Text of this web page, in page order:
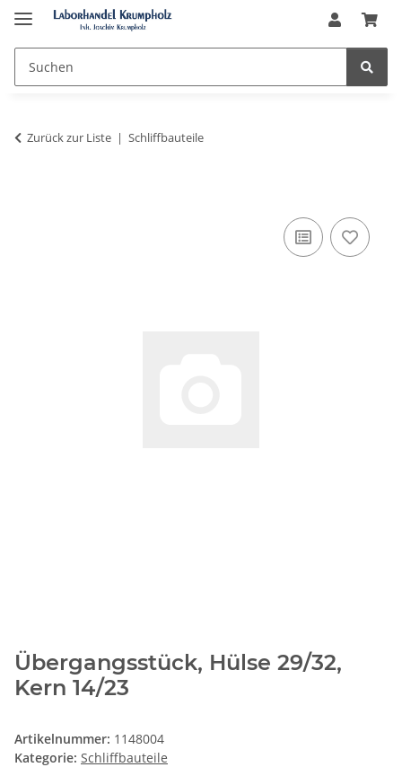
Zurück zur Liste Schliffbauteile
Übergangsstück, Hülse 29/32,
Kern 14/23
Artikelnummer: 1148004
Kategorie: Schliffbauteile